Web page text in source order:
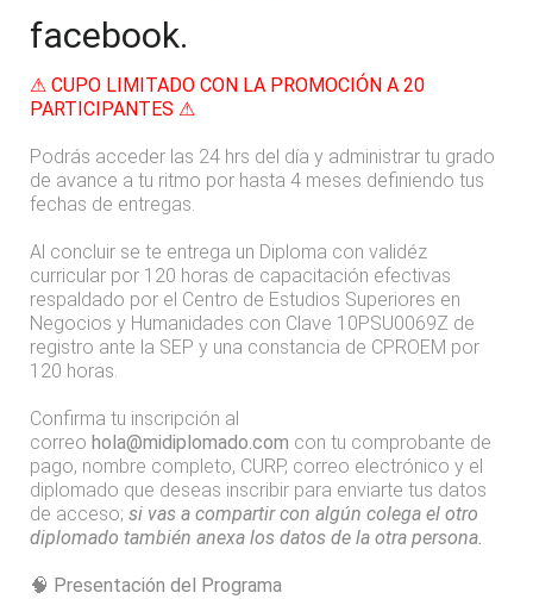
facebook.
⚠ CUPO LIMITADO CON LA PROMOCIÓN A 20
PARTICIPANTES ⚠
Podrás acceder las 24 hrs del día y administrar tu grado
de avance a tu ritmo por hasta 4 meses definiendo tus
fechas de entregas.
Al concluir se te entrega un Diploma con validéz
curricular por 120 horas de capacitación efectivas
respaldado por el Centro de Estudios Superiores en
Negocios y Humanidades con Clave 10PSU0069Z de
registro ante la SEP y una constancia de CPROEM por
120 horas.
Confirma tu inscripción al
correo hola@midiplomado.com con tu comprobante de
pago, nombre completo, CURP, correo electrónico y el
diplomado que deseas inscribir para enviarte tus datos
de acceso; si vas a compartir con algún colega el otro
diplomado también anexa los datos de la otra persona.
🧠 Presentación del Programa